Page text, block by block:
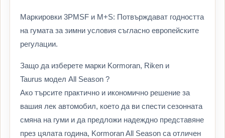
Маркировки 3PMSF и M+S: Потвърждават годността
на гумата за зимни условия съгласно европейските
регулации.
Защо да изберете марки Kormoran, Riken и
Taurus модел All Season ?
Ако търсите практично и икономично решение за
вашия лек автомобил, което да ви спести сезонната
смяна на гуми и да предложи надеждно представяне
през цялата година, Kormoran All Season са отличен